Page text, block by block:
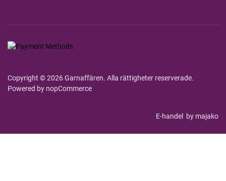
Copyright © 2026 Garnaffären. Alla rättigheter reserverade.
Powered by nopCommerce
E-handel by majako